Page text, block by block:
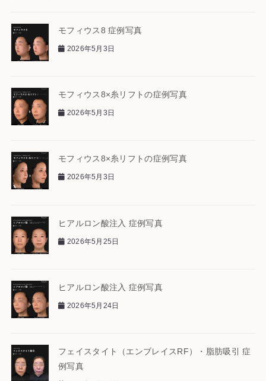
モフィウス8 症例写真
2026年5月3日
モフィウス8×糸リフトの症例写真
2026年5月3日
モフィウス8×糸リフトの症例写真
2026年5月3日
ヒアルロン酸注入 症例写真
2026年5月25日
ヒアルロン酸注入 症例写真
2026年5月24日
フェイスタイト（エンブレイスRF）・脂肪吸引 症
例写真